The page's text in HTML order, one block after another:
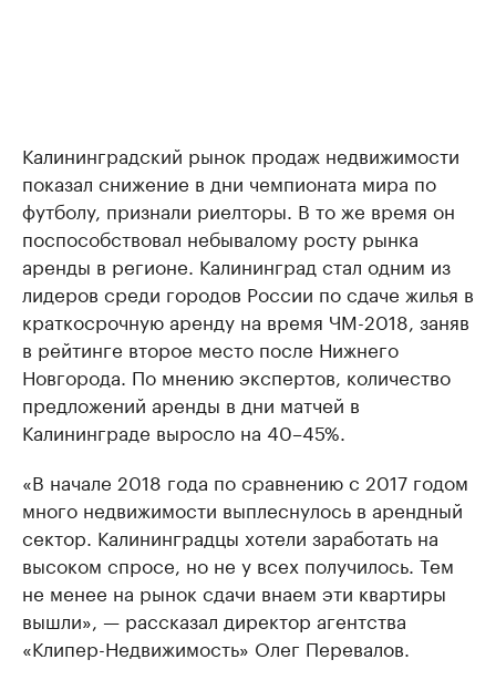
Калининградский рынок продаж недвижимости
показал снижение в дни чемпионата мира по
футболу, признали риелторы. В то же время он
поспособствовал небывалому росту рынка
аренды в регионе. Калининград стал одним из
лидеров среди городов России по сдаче жилья в
краткосрочную аренду на время ЧМ-2018, заняв
в рейтинге второе место после Нижнего
Новгорода. По мнению экспертов, количество
предложений аренды в дни матчей в
Калининграде выросло на 40–45%.
«В начале 2018 года по сравнению с 2017 годом
много недвижимости выплеснулось в арендный
сектор. Калининградцы хотели заработать на
высоком спросе, но не у всех получилось. Тем
не менее на рынок сдачи внаем эти квартиры
вышли», — рассказал директор агентства
«Клипер-Недвижимость» Олег Перевалов.